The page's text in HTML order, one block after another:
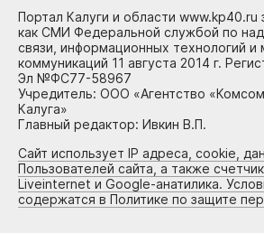
Портал Калуги и области www.kp40.ru
как СМИ Федеральной службой по
связи, информационных технологий и
коммуникаций 11 августа 2014 г.
Эл №ФС77-58967
Учредитель: ООО «Агентство
Калуга»
Главный редактор: Ивкин В.П.
Сайт использует IP адреса, cookie,
Пользователей сайта, а также
Liveinternet и Google-анатилика.
содержатся в Политике по защите